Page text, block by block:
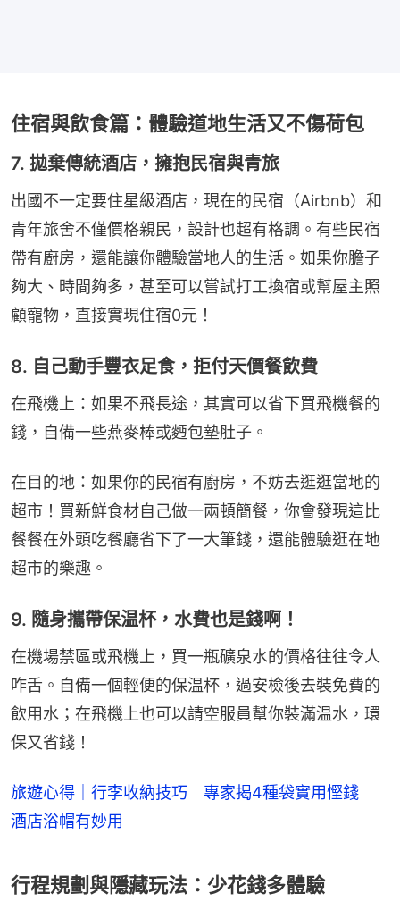
️住宿與飲食篇：體驗道地生活又不傷荷包
7. 拋棄傳統酒店，擁抱民宿與青旅
出國不一定要住星級酒店，現在的民宿（Airbnb）和
青年旅舍不僅價格親民，設計也超有格調。有些民宿
帶有廚房，還能讓你體驗當地人的生活。如果你膽子
夠大、時間夠多，甚至可以嘗試打工換宿或幫屋主照
顧寵物，直接實現住宿0元！
8. 自己動手豐衣足食，拒付天價餐飲費
在飛機上：如果不飛長途，其實可以省下買飛機餐的
錢，自備一些燕麥棒或麪包墊肚子。
在目的地：如果你的民宿有廚房，不妨去逛逛當地的
超市！買新鮮食材自己做一兩頓簡餐，你會發現這比
餐餐在外頭吃餐廳省下了一大筆錢，還能體驗逛在地
超市的樂趣。
9. 隨身攜帶保温杯，水費也是錢啊！
在機場禁區或飛機上，買一瓶礦泉水的價格往往令人
咋舌。自備一個輕便的保温杯，過安檢後去裝免費的
飲用水；在飛機上也可以請空服員幫你裝滿温水，環
保又省錢！
旅遊心得｜行李收納技巧 專家揭4種袋實用慳錢
酒店浴帽有妙用
️行程規劃與隱藏玩法：少花錢多體驗